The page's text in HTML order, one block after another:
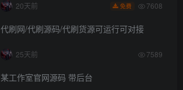
20天前 免费 7608
代刷网/代刷源码/代刷货源可运行可对接
25天前 7589
某工作室官网源码 带后台